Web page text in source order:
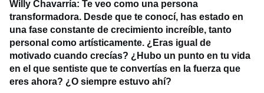
Willy Chavarría: Te veo como una persona
transformadora. Desde que te conocí, has estado en
una fase constante de crecimiento increíble, tanto
personal como artísticamente. ¿Eras igual de
motivado cuando crecías? ¿Hubo un punto en tu vida
en el que sentiste que te convertías en la fuerza que
eres ahora? ¿O siempre estuvo ahí?